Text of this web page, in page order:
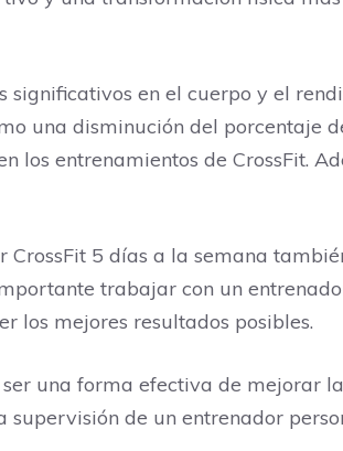
significativos en el cuerpo y el
una disminución del porcentaje
los entrenamientos de CrossFit.
5 días a la semana
trabajar con un
los mejores resultados posibles.
una forma efectiva de mejorar
de un entrenador